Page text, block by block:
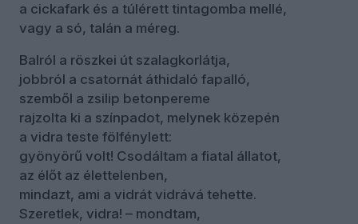
a cickafark és a túlérett tintagomba mellé,
vagy a só, talán a méreg.
Balról a röszkei út szalagkorlátja,
jobbról a csatornát áthidaló fapalló,
szemből a zsilip betonpereme
rajzolta ki a színpadot, melynek közepén
a vidra teste fölfénylett:
gyönyörű volt! Csodáltam a fiatal állatot,
az élőt az élettelenben,
mindazt, ami a vidrát vidrává tehette.
Szeretlek, vidra! – mondtam,